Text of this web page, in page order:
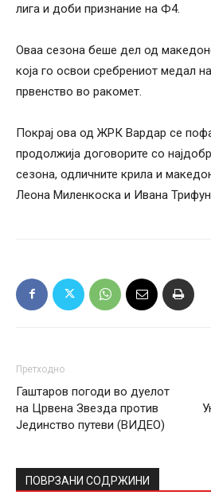
лига и доби признание на Ф4.
Оваа сезона беше дел од
која го освои сребрениот медал
првенство во ракомет.
Покрај ова од ЖРК Вардар се
продолжија договорите со
сезона, одличните крила и
Леона Миленкоска и Ивана
Претходно
Гаштаров погоди во дуелот
на Црвена Звезда против
Јединство путеви (ВИДЕО)
ПОВРЗАНИ СОДРЖИНИ